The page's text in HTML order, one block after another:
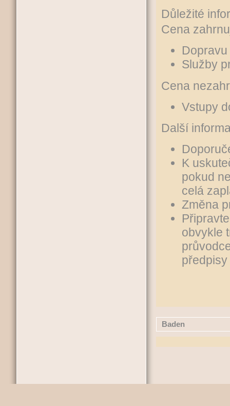
Důležité
Cena
Služby
Cena
Vstupy
Další
K
pokud
celá
Změna
obvykle
Baden